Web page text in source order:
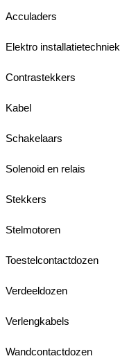
Acculaders
Elektro installatietechniek
Contrastekkers
Kabel
Schakelaars
Solenoid en relais
Stekkers
Stelmotoren
Toestelcontactdozen
Verdeeldozen
Verlengkabels
Wandcontactdozen